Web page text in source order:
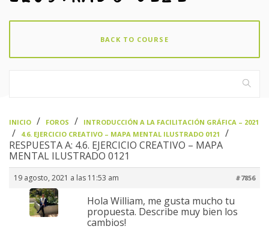
BACK TO COURSE
INICIO FOROS INTRODUCCIÓN A LA FACILITACIÓN GRÁFICA – 2021
4.6. EJERCICIO CREATIVO – MAPA MENTAL ILUSTRADO 0121
RESPUESTA A: 4.6. EJERCICIO CREATIVO – MAPA
MENTAL ILUSTRADO 0121
19 agosto, 2021 a las 11:53 am #7856
Hola William, me gusta mucho tu
propuesta. Describe muy bien los
cambios!